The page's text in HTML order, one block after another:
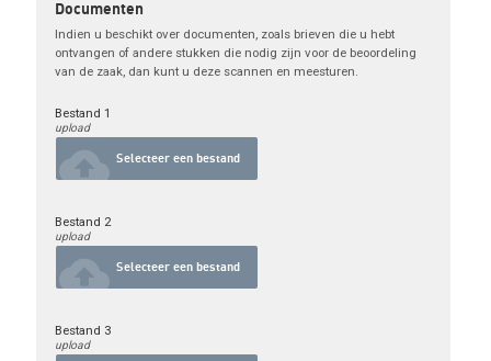
Documenten
Indien u beschikt over documenten, zoals brieven die u hebt
ontvangen of andere stukken die nodig zijn voor de beoordeling
van de zaak, dan kunt u deze scannen en meesturen.
Bestand 1
upload
cloud_upload Selecteer een bestand
Bestand 2
upload
cloud_upload Selecteer een bestand
Bestand 3
upload